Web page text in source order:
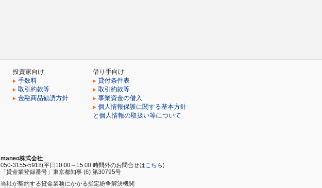
投資家向け
手数料
取引約款等
金融商品勧誘方針
借り手向け
貸付条件表
取引約款等
事業資金の借入
個人情報保護に関する基本方針
と個人情報の取扱い等について
maneo株式会社
050-3155-5918(平日10:00～15:00 時間外のお問合せはこちら)
「貸金業登録番号」東京都知事 (6) 第30795号
当社が契約する貸金業務にかかる指定紛争解決機関